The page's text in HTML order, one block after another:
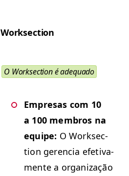
Work­sec­tion
O Work­sec­tion é adequado
Empre­sas com 10
a 100 mem­bros na
equipe: O Work­sec­
tion geren­cia efe­ti­va­
mente a orga­ni­za­ção